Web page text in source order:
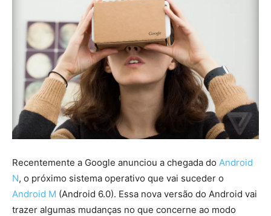
Recentemente a Google anunciou a chegada do Android
N, o próximo sistema operativo que vai suceder o
Android M (Android 6.0). Essa nova versão do Android vai
trazer algumas mudanças no que concerne ao modo